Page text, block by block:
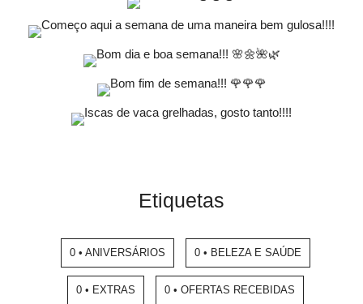
Etiquetas
0 • ANIVERSÁRIOS 0 • BELEZA E SAÚDE
0 • EXTRAS 0 • OFERTAS RECEBIDAS